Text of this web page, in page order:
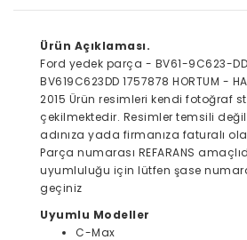
Ürün Açıklaması.
Ford yedek parça - BV61-9C623-DD
BV619C623DD 1757878 HORTUM -
2015 Ürün resimleri kendi fotoğraf
çekilmektedir. Resimler temsili
adınıza yada firmanıza faturalı
Parça numarası REFARANS
uyumluluğu için lütfen şase
geçiniz
Uyumlu Modeller
C-Max